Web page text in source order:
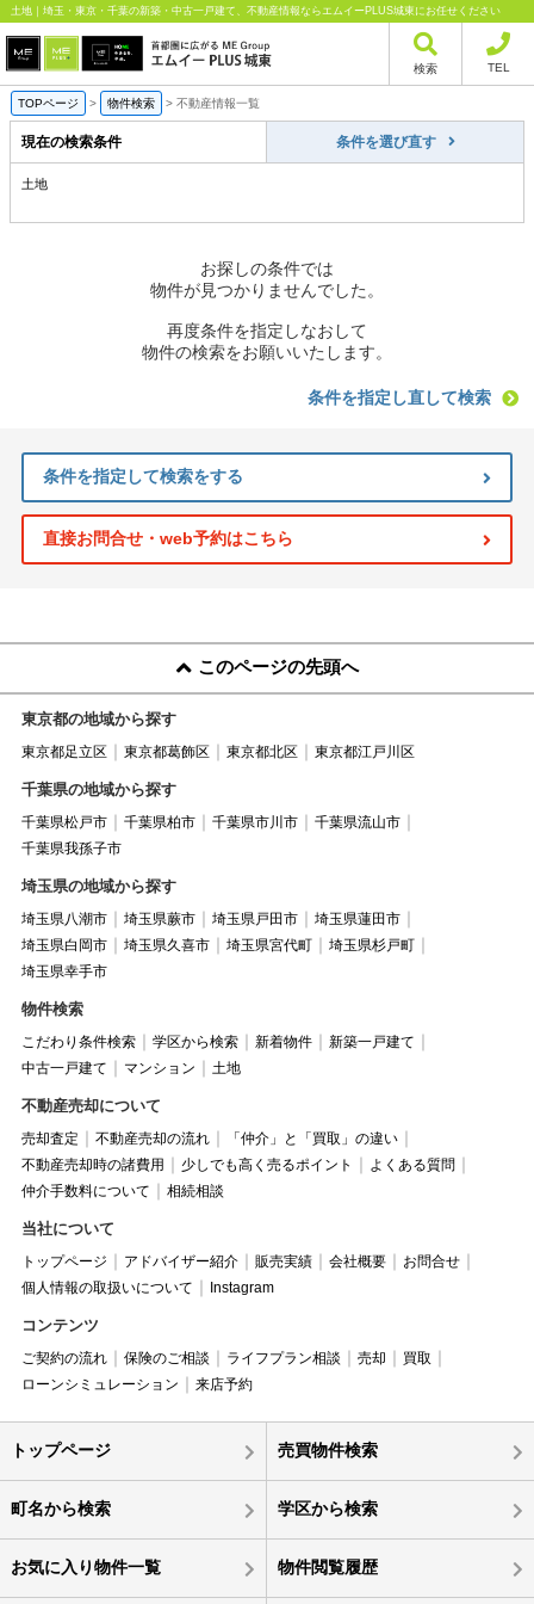
土地｜埼玉・東京・千葉の新築・中古一戸建て、不動産情報ならエムイーPLUS城東にお任せください
検索 TEL
TOPページ > 物件検索 > 不動産情報一覧
現在の検索条件 条件を選び直す
土地
お探しの条件では
物件が見つかりませんでした。
再度条件を指定しなおして
物件の検索をお願いいたします。
条件を指定し直して検索
条件を指定して検索をする
直接お問合せ・web予約はこちら
このページの先頭へ
東京都の地域から探す
東京都足立区 東京都葛飾区 東京都北区 東京都江戸川区
千葉県の地域から探す
千葉県松戸市 千葉県柏市 千葉県市川市
千葉県流山市
千葉県我孫子市
埼玉県の地域から探す
埼玉県八潮市 埼玉県蕨市 埼玉県戸田市
埼玉県蓮田市
埼玉県白岡市
埼玉県久喜市 埼玉県宮代町
埼玉県杉戸町
埼玉県幸手市
物件検索
こだわり条件検索 学区から検索 新着物件
新築一戸建て
中古一戸建て
マンション 土地
不動産売却について
売却査定 不動産売却の流れ
「仲介」と「買取」の違い
不動産売却時の諸費用
少しでも高く売るポイント
よくある質問
仲介手数料について
相続相談
当社について
トップページ アドバイザー紹介 販売実績 会社概要
お問合せ
個人情報の取扱いについて
Instagram
コンテンツ
ご契約の流れ 保険のご相談 ライフプラン相談 売却
買取
ローンシミュレーション
来店予約
トップページ 売買物件検索
町名から検索 学区から検索
お気に入り物件一覧 物件閲覧履歴